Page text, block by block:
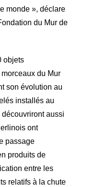
monde », déclare
du Mur de
objets
du Mur
son évolution au
installés au
aussi
ont
passage
produits de
entre les
relatifs à la chute